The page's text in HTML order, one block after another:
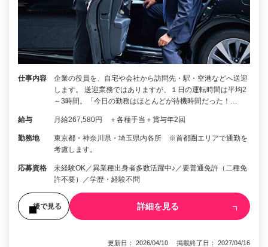
仕事内容
企業の役員を、自宅や会社から訪問先・駅・空港などへ送迎
します。 送迎業務ではありますが、１日の運転時間は平均2
～3時間。「今日の勤務はほとんどが待機時間だった！…
給与 月給267,580円 ＋各種手当＋賞与年2回
勤務地
東京都・神奈川県・埼玉県内各所 ※首都圏エリアで通勤を
考慮します。
応募資格
未経験OK／異業種出身者多数活躍中♪／要普通免許（二種免
許不要）／学歴・経験不問
後で見る 詳細を見る
更新日： 2026/04/10 掲載終了日： 2027/04/16